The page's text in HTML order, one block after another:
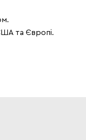
та Європі.